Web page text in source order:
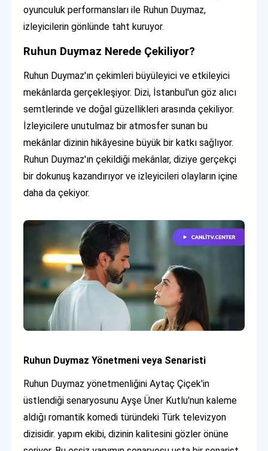
oyunculuk performansları ile Ruhun Duymaz,
izleyicilerin gönlünde taht kuruyor.
Ruhun Duymaz Nerede Çekiliyor?
Ruhun Duymaz'ın çekimleri büyüleyici ve etkileyici
mekânlarda gerçekleşiyor. Dizi, İstanbul'un göz alıcı
semtlerinde ve doğal güzellikleri arasında çekiliyor.
İzleyicilere unutulmaz bir atmosfer sunan bu
mekânlar dizinin hikâyesine büyük bir katkı sağlıyor.
Ruhun Duymaz'ın çekildiği mekânlar, diziye gerçekçi
bir dokunuş kazandırıyor ve izleyicileri olayların içine
daha da çekiyor.
Ruhun Duymaz Yönetmeni veya Senaristi
Ruhun Duymaz yönetmenliğini Aytaç Çiçek'in
üstlendiği senaryosunu Ayşe Üner Kutlu'nun kaleme
aldığı romantik komedi türündeki Türk televizyon
dizisidir. yapım ekibi, dizinin kalitesini gözler önüne